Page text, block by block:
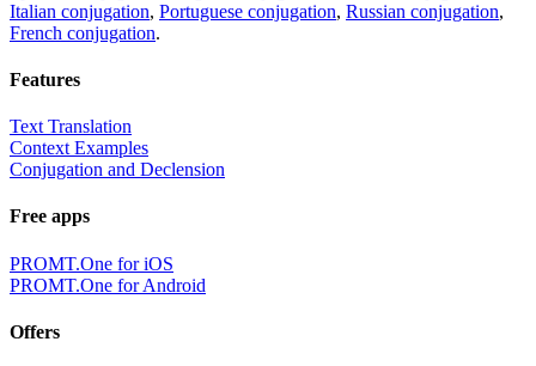
Italian conjugation, Portuguese conjugation, Russian conjugation,
French conjugation.
Features
Text Translation
Context Examples
Conjugation and Declension
Free apps
PROMT.One for iOS
PROMT.One for Android
Offers